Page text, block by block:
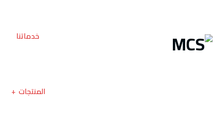
خدماتنا
المنتجات